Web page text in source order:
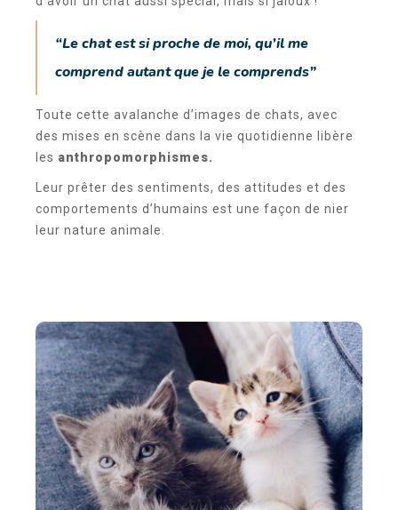
“Le chat est si proche de moi, qu’il me
comprend autant que je le comprends”
Toute cette avalanche d’images de chats, avec
des mises en scène dans la vie quotidienne libère
les anthropomorphismes.
Leur prêter des sentiments, des attitudes et des
comportements d’humains est une façon de nier
leur nature animale.